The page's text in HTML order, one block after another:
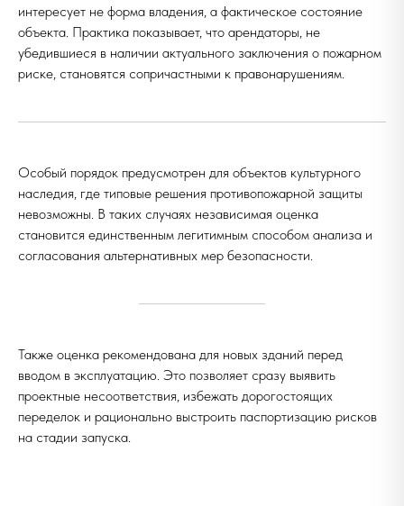
интересует не форма владения, а фактическое состояние
объекта. Практика показывает, что арендаторы, не
убедившиеся в наличии актуального заключения о пожарном
риске, становятся сопричастными к правонарушениям.
Особый порядок предусмотрен для объектов культурного
наследия, где типовые решения противопожарной защиты
невозможны. В таких случаях независимая оценка
становится единственным легитимным способом анализа и
согласования альтернативных мер безопасности.
Также оценка рекомендована для новых зданий перед
вводом в эксплуатацию. Это позволяет сразу выявить
проектные несоответствия, избежать дорогостоящих
переделок и рационально выстроить паспортизацию рисков
на стадии запуска.